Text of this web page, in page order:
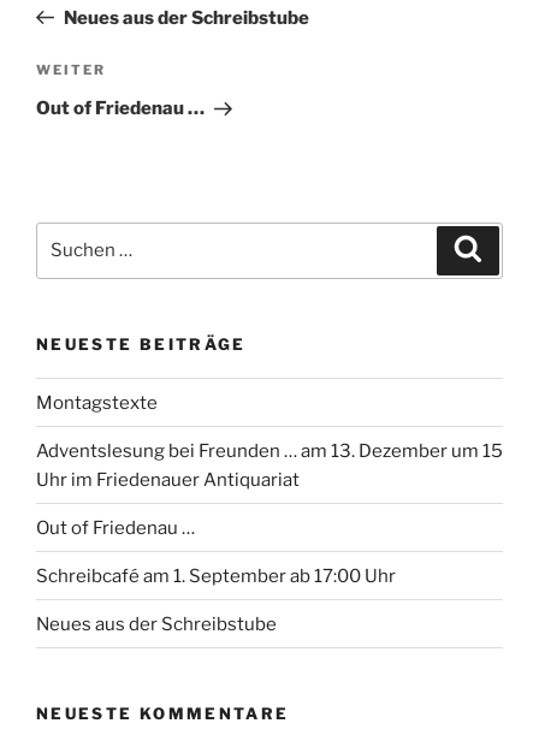
Beitrag
Neues aus der Schreibstube
Nächster
Beitrag
WEITER
Out of Friedenau …
nach:
NEUESTE BEITRÄGE
Montagstexte
Adventslesung bei Freunden … am 13. Dezember um 15
Uhr im Friedenauer Antiquariat
Out of Friedenau …
Schreibcafé am 1. September ab 17:00 Uhr
Neues aus der Schreibstube
NEUESTE KOMMENTARE